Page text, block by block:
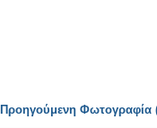
Φωτογραφία